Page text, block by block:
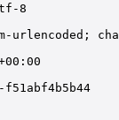
8
urlencoded;